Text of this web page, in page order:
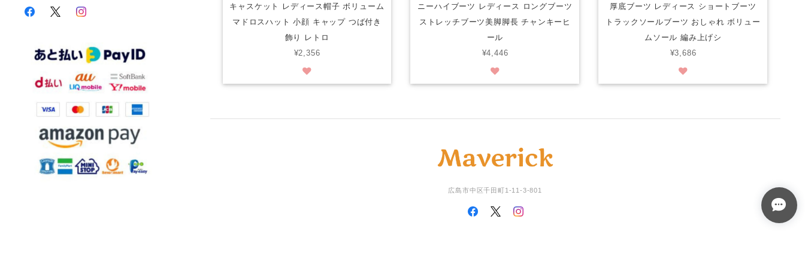
キャスケット レディース帽子 ボリューム
マドロスハット 小顔 キャップ つば付き
飾り レトロ
¥2,356
ニーハイブーツ レディース ロングブーツ
ストレッチブーツ美脚脚長 チャンキーヒ
ール
¥4,446
厚底ブーツ レディース ショートブーツ
トラックソールブーツ おしゃれ ボリュー
ムソール 編み上げシ
¥3,686
広島市中区千田町1-11-3-801